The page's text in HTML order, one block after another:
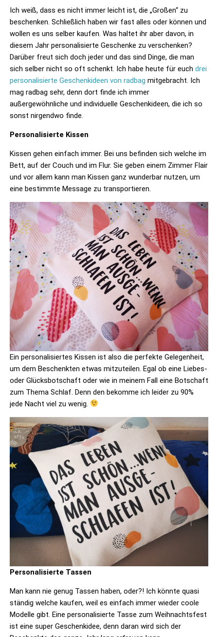
Ich weiß, dass es nicht immer leicht ist, die „Großen“ zu
beschenken. Schließlich haben wir fast alles oder können und
wollen es uns selber kaufen. Was haltet ihr aber davon, in
diesem Jahr personalisierte Geschenke zu verschenken?
Darüber freut sich doch jeder und das sind Dinge, die man
sich selber nicht so oft schenkt. Ich habe heute für euch drei
personalisierte Geschenkideen von radbag mitgebracht. Ich
mag radbag sehr, denn dort finde ich immer
außergewöhnliche und individuelle Geschenkideen, die ich so
sonst nirgendwo finde.
Personalisierte Kissen
Kissen gehen einfach immer. Bei uns befinden sich welche im
Bett, auf der Couch und im Flur. Sie geben einem Zimmer Flair
und vor allem kann man Kissen ganz wunderbar nutzen, um
eine bestimmte Message zu transportieren.
Ein personalisiertes Kissen ist also die perfekte Gelegenheit,
um dem Beschenkten etwas mitzuteilen. Egal ob eine Liebes-
oder Glücksbotschaft oder wie in meinem Fall eine Botschaft
zum Thema Schlaf. Denn den bekomme ich leider zu 90%
jede Nacht viel zu wenig.
Personalisierte Tassen
Man kann nie genug Tassen haben, oder?! Ich könnte quasi
ständig welche kaufen, weil es einfach immer wieder coole
Modelle gibt. Eine personalisierte Tasse zum Weihnachtsfest
ist eine super Geschenkidee, denn daran wird sich der